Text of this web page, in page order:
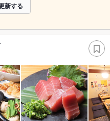
新する